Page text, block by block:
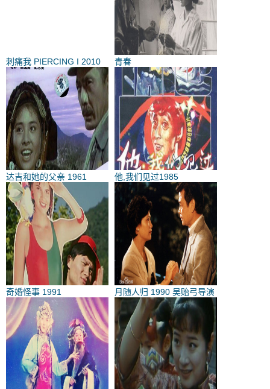
刺痛我 PIERCING I 2010 青春
达吉和她的父亲 1961 他,我们见过1985
奇婚怪事 1991 月随人归 1990 吴贻弓导演